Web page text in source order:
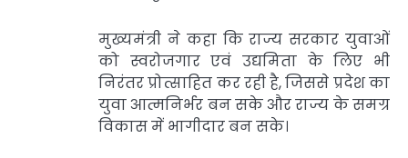
मुख्यमंत्री ने कहा कि राज्य सरकार युवाओं
को स्वरोजगार एवं उद्यमिता के लिए भी
निरंतर प्रोत्साहित कर रही है, जिससे प्रदेश का
युवा आत्मनिर्भर बन सके और राज्य के समग्र
विकास में भागीदार बन सके।